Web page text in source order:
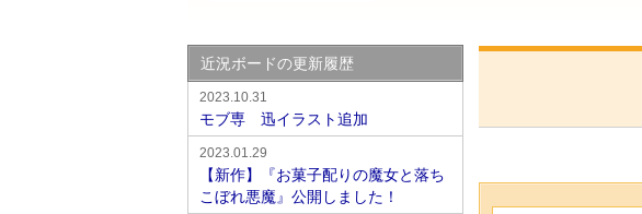
近況ボードの更新履歴
2023.10.31
モブ専 迅イラスト追加
2023.01.29
【新作】『お菓子配りの魔女と落ち
こぼれ悪魔』公開しました！